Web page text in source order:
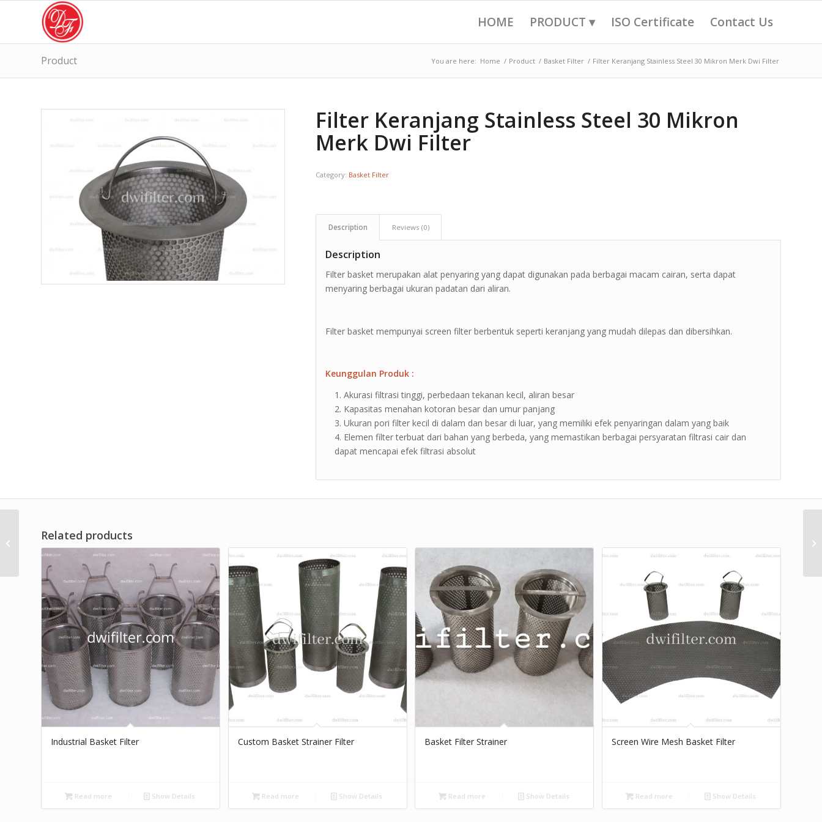
HOME PRODUCT ▾ ISO Certificate Contact Us
Product You are here: Home / Product / Basket Filter / Filter Keranjang Stainless Steel 30 Mikron Merk Dwi Filter
Filter Keranjang Stainless Steel 30 Mikron
Merk Dwi Filter
Category: Basket Filter
Description Reviews (0)
Description
Filter basket merupakan alat penyaring yang dapat digunakan pada berbagai macam cairan, serta dapat
menyaring berbagai ukuran padatan dari aliran.
Filter basket mempunyai screen filter berbentuk seperti keranjang yang mudah dilepas dan dibersihkan.
Keunggulan Produk :
Akurasi filtrasi tinggi, perbedaan tekanan kecil, aliran besar
Kapasitas menahan kotoran besar dan umur panjang
Ukuran pori filter kecil di dalam dan besar di luar, yang memiliki efek penyaringan dalam yang baik
Elemen filter terbuat dari bahan yang berbeda, yang memastikan berbagai persyaratan filtrasi cair dan
dapat mencapai efek filtrasi absolut
Related products
Industrial Basket Filter
Read more Show Details
Custom Basket Strainer Filter
Read more Show Details
Basket Filter Strainer
Read more Show Details
Screen Wire Mesh Basket Filter
Read more Show Details
Customized Basket
Strainer Filter